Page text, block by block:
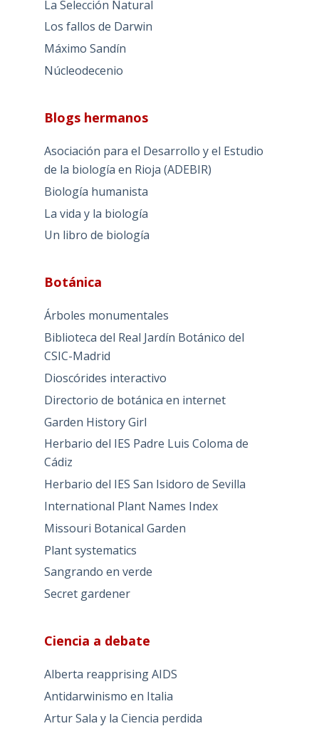
La Selección Natural
Los fallos de Darwin
Máximo Sandín
Núcleodecenio
Blogs hermanos
Asociación para el Desarrollo y el Estudio
de la biología en Rioja (ADEBIR)
Biología humanista
La vida y la biología
Un libro de biología
Botánica
Árboles monumentales
Biblioteca del Real Jardín Botánico del
CSIC-Madrid
Dioscórides interactivo
Directorio de botánica en internet
Garden History Girl
Herbario del IES Padre Luis Coloma de
Cádiz
Herbario del IES San Isidoro de Sevilla
International Plant Names Index
Missouri Botanical Garden
Plant systematics
Sangrando en verde
Secret gardener
Ciencia a debate
Alberta reapprising AIDS
Antidarwinismo en Italia
Artur Sala y la Ciencia perdida